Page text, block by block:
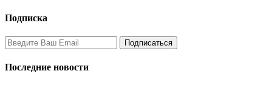
Подписка
Последние новости